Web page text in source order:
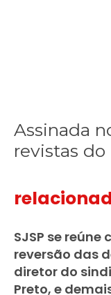
Assinada
revistas
SJSP se reúne
reversão das
diretor do
Preto, e